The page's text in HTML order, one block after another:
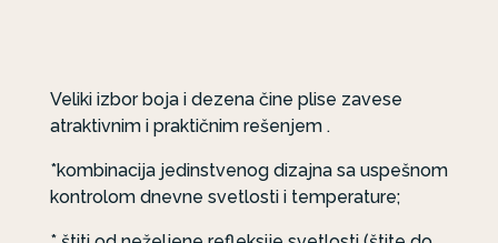
Veliki izbor boja i dezena čine plise zavese
atraktivnim i praktičnim rešenjem .
*kombinacija jedinstvenog dizajna sa uspešnom
kontrolom dnevne svetlosti i temperature;